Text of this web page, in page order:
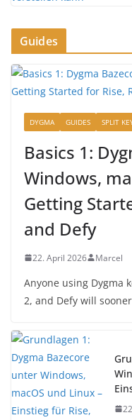
Guides
DYGMA GUIDES SPLIT
Basics 1:
Windows,
Getting
and Defy
22. April 2026 Marcel
Anyone using Dygma
2, and Defy will